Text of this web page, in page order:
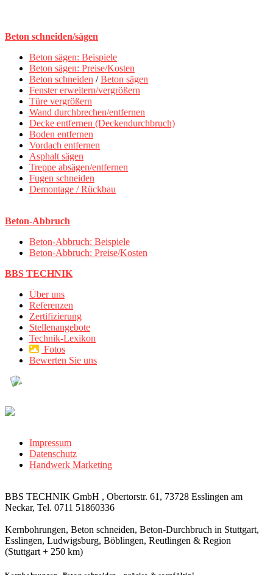
Beton schneiden/sägen
Beton sägen: Beispiele
Beton sägen: Preise/Kosten
Beton schneiden /Beton sägen
Fenster erweitern/vergrößern
Türe vergrößern
Wand durchbrechen/entfernen
Decke entfernen (Deckendurchbruch)
Boden entfernen
Vordach entfernen
Asphalt sägen
Treppe absägen/entfernen
Fugen schneiden
Demontage / Rückbau
Beton-Abbruch
Beton-Abbruch: Beispiele
Beton-Abbruch: Preise/Kosten
BBS TECHNIK
Über uns
Referenzen
Zertifizierung
Stellenangebote
Technik-Lexikon
Fotos
Bewerten Sie uns
Impressum
Datenschutz
Handwerk Marketing
BBS TECHNIK GmbH , Obertorstr. 61, 73728 Esslingen am
Neckar, Tel. 0711 51860336
Kernbohrungen, Beton schneiden, Beton-Durchbruch in Stuttgart,
Esslingen, Ludwigsburg, Böblingen, Reutlingen & Region
(Stuttgart + 250 km)